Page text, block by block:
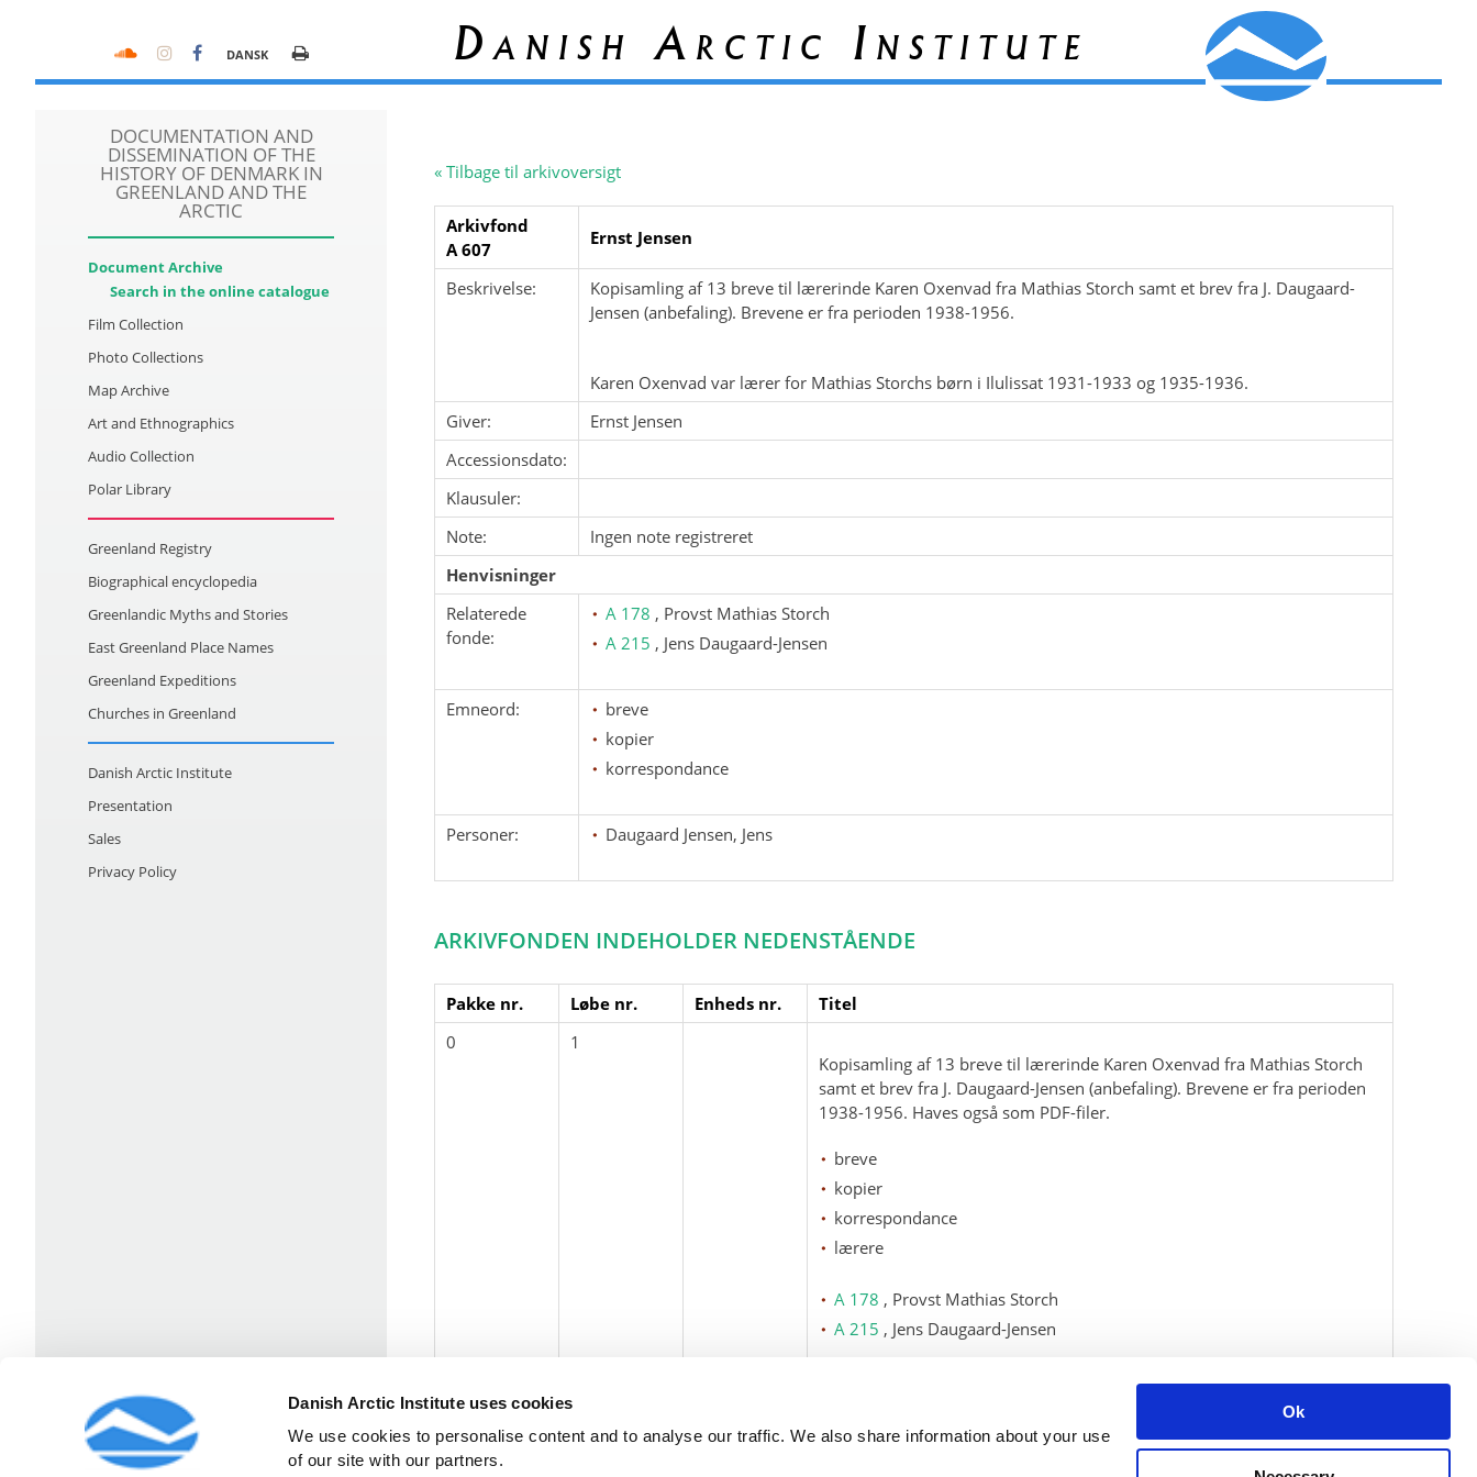
Danish Arctic Institute uses cookies
We use cookies to personalise content and to analyse our traffic. We also share information about your use
of our site with our partners.
Ok
DANSK
DOCUMENTATION AND
DISSEMINATION OF THE
HISTORY OF DENMARK IN
GREENLAND AND THE
ARCTIC
Document Archive
Search in the online catalogue
Film Collection
Photo Collections
Map Archive
Art and Ethnographics
Audio Collection
Polar Library
Greenland Registry
Biographical encyclopedia
Greenlandic Myths and Stories
East Greenland Place Names
Greenland Expeditions
Churches in Greenland
Danish Arctic Institute
Presentation
Sales
Privacy Policy
Danish Arctic Institute
« Tilbage til arkivoversigt
Arkivfond
A 607
Ernst Jensen
Beskrivelse:
Kopisamling af 13 breve til lærerinde Karen Oxenvad fra Mathias Storch samt et brev fra J. Daugaard-
Jensen (anbefaling). Brevene er fra perioden 1938-1956.
Karen Oxenvad var lærer for Mathias Storchs børn i Ilulissat 1931-1933 og 1935-1936.
Giver:
Ernst Jensen
Accessionsdato:
Klausuler:
Note:
Ingen note registreret
Henvisninger
Relaterede
fonde:
A 178 , Provst Mathias Storch
A 215 , Jens Daugaard-Jensen
Emneord:
breve
kopier
korrespondance
Personer: Daugaard Jensen, Jens
ARKIVFONDEN INDEHOLDER NEDENSTÅENDE
Pakke nr. Løbe nr. Enheds nr.
Titel
0
1
Kopisamling af 13 breve til lærerinde Karen Oxenvad fra Mathias Storch
samt et brev fra J. Daugaard-Jensen (anbefaling). Brevene er fra perioden
1938-1956. Haves også som PDF-filer.
breve
kopier
korrespondance
lærere
A 178 , Provst Mathias Storch
A 215 , Jens Daugaard-Jensen